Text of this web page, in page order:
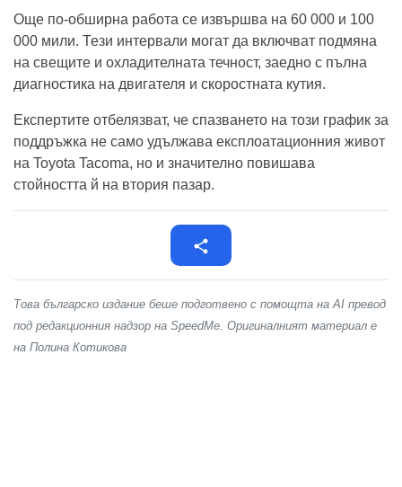
Още по-обширна работа се извършва на 60 000 и 100
000 мили. Тези интервали могат да включват подмяна
на свещите и охладителната течност, заедно с пълна
диагностика на двигателя и скоростната кутия.
Експертите отбелязват, че спазването на този график за
поддръжка не само удължава експлоатационния живот
на Toyota Tacoma, но и значително повишава
стойността й на втория пазар.
Това българско издание беше подготвено с помощта на AI превод
под редакционния надзор на SpeedMe. Оригиналният материал е
на Полина Котикова